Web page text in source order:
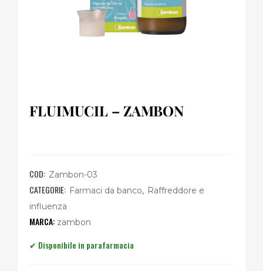
FLUIMUCIL – ZAMBON
COD: Zambon-03
CATEGORIE: Farmaci da banco
Raffreddore e
influenza
zambon